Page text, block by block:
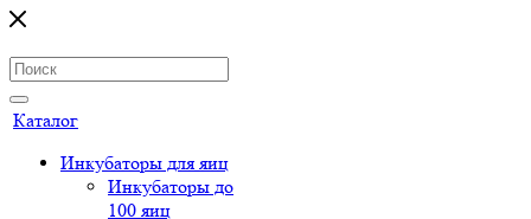
Каталог
Инкубаторы для яиц
Инкубаторы до
100 яиц